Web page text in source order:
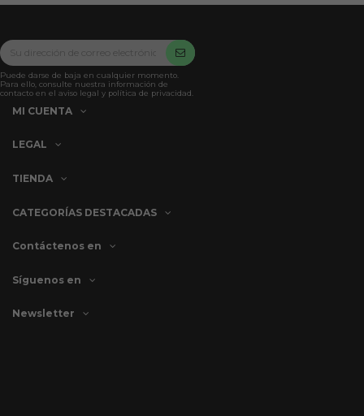
Puede darse de baja en cualquier momento.
Para ello, consulte nuestra información de
contacto en el aviso legal y política de privacidad.
MI CUENTA
LEGAL
TIENDA
CATEGORÍAS DESTACADAS
Contáctenos en
Síguenos en
Newsletter